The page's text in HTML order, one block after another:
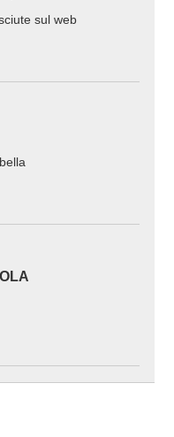
sul web